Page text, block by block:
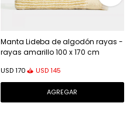
Manta Lideba de algodón rayas -
rayas amarillo 100 x 170 cm
USD 170 USD 145